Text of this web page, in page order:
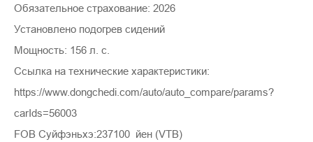
Обязательное страхование: 2026
Установлено подогрев сидений
Мощность: 156 л. с.
Ссылка на технические характеристики:
https://www.dongchedi.com/auto/auto_compare/params?
carIds=56003
FOB Суйфэньхэ:237100 йен (VTB)